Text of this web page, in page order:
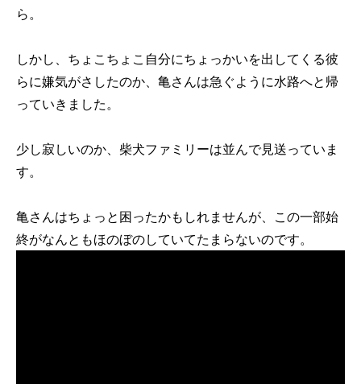
ら。
しかし、ちょこちょこ自分にちょっかいを出してくる彼
らに嫌気がさしたのか、亀さんは急ぐように水路へと帰
っていきました。
少し寂しいのか、柴犬ファミリーは並んで見送っていま
す。
亀さんはちょっと困ったかもしれませんが、この一部始
終がなんともほのぼのしていてたまらないのです。